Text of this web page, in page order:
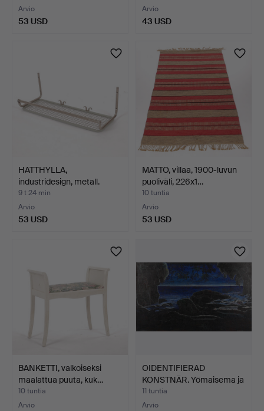
Arvio
53 USD
Arvio
43 USD
HATTHYLLA,
industridesign, metall.
9 t 24 min
Arvio
53 USD
MATTO, villaa, 1900-luvun
puoliväli, 226x1…
10 tuntia
Arvio
53 USD
BANKETTI, valkoiseksi
maalattua puuta, kuk…
10 tuntia
Arvio
OIDENTIFIERAD
KONSTNÄR. Yömaisema ja
kalli…
11 tuntia
Arvio